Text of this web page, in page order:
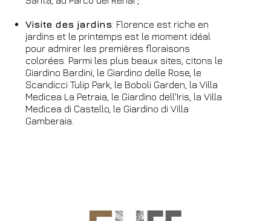
Visite des jardins: Florence est riche en
jardins et le printemps est le moment idéal
pour admirer les premières floraisons
colorées. Parmi les plus beaux sites, citons le
Giardino Bardini, le Giardino delle Rose, le
Scandicci Tulip Park, le Boboli Garden, la Villa
Medicea La Petraia, le Giardino dell'Iris, la Villa
Medicea di Castello, le Giardino di Villa
Gamberaia.